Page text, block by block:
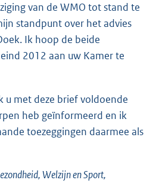
van de WMO tot stand te
standpunt over het advies
Ik hoop de beide
2012 aan uw Kamer te
u met deze brief voldoende
heb geïnformeerd en ik
toezeggingen daarmee als
Welzijn en Sport,